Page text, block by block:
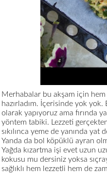
Merhabalar bu akşam için hem
hazırladım. İçerisinde yok yok.
olarak yapıyoruz ama fırında
yöntem tabiki. Lezzeti
sıkılınca yeme de yanında
Yanda da bol köpüklü ayran
Yağda kızartma işi evet uzun
kokusu mu dersiniz yoksa
sağlıklı hem lezzetli hem de